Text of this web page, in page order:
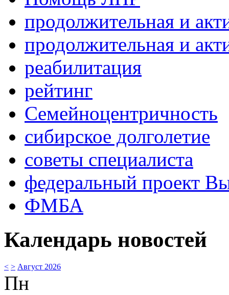
продолжительная и
продолжительная и
реабилитация
рейтинг
Семейноцентричность
сибирское долголетие
советы специалиста
федеральный проект
ФМБА
Календарь новостей
< > Август 2026
Пн